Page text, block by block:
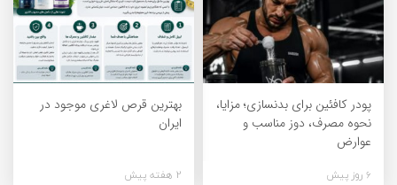
پودر کافئین برای بدنسازی؛ مزایا،
نحوه مصرف، دوز مناسب و
عوارض
6 روز پیش
بهترین قرص لاغری موجود در
ایران
2 هفته پیش